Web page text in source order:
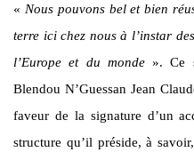
« Nous pouvons bel et bien
terre ici chez nous à l’instar
l’Europe et du monde ». Ce
Blendou N’Guessan Jean
faveur de la signature d’un
structure qu’il préside, à